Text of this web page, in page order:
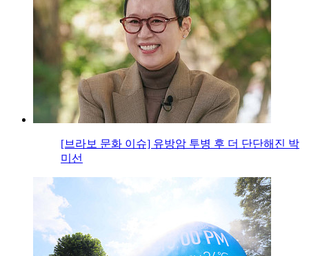
[브라보 문화 이슈] 유방암 투병 후 더 단단해진 박
미선